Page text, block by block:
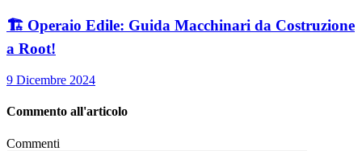
🏗️ Operaio Edile: Guida Macchinari da Costruzione
a Root!
9 Dicembre 2024
Commento all'articolo
Commenti